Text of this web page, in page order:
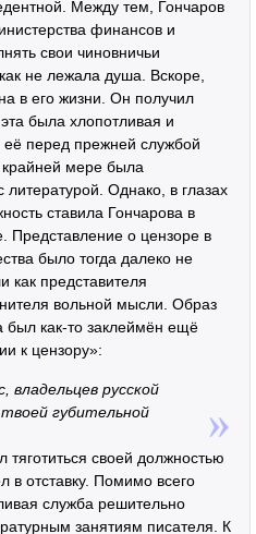
Между тем, Гончаров
финансов и
свои чиновничьи
не лежала душа. Вскоре,
в его жизни. Он получил
эта была хлопотливая и
перед прежней службой
крайней мере была
литературой. Однако, в глазах
ставила Гончарова в
Представление о цензоре в
было тогда далеко не
как представителя
вольной мысли. Образ
был как-то заклеймён ещё
к цензору»:
владельцев русской
губительной
тяготиться своей должностью
в отставку. Помимо всего
служба решительно
занятиям писателя. К